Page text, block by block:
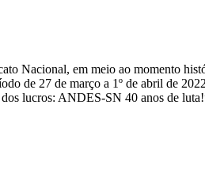
Nacional, em meio ao momento
de 27 de março a 1º de abril de
lucros: ANDES-SN 40 anos de